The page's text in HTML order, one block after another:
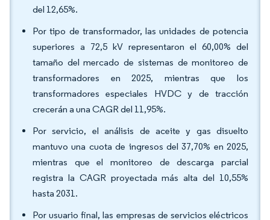
del 12,65%.
Por tipo de transformador, las unidades de potencia
superiores a 72,5 kV representaron el 60,00% del
tamaño del mercado de sistemas de monitoreo de
transformadores en 2025, mientras que los
transformadores especiales HVDC y de tracción
crecerán a una CAGR del 11,95%.
Por servicio, el análisis de aceite y gas disuelto
mantuvo una cuota de ingresos del 37,70% en 2025,
mientras que el monitoreo de descarga parcial
registra la CAGR proyectada más alta del 10,55%
hasta 2031.
Por usuario final, las empresas de servicios eléctricos